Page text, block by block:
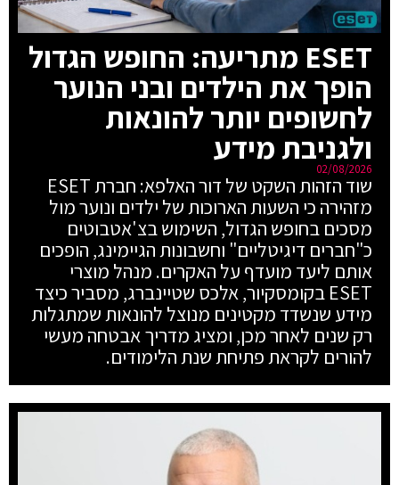
ESET מתריעה: החופש הגדול
הופך את הילדים ובני הנוער
לחשופים יותר להונאות
ולגניבת מידע
02/08/2026
שוד הזהות השקט של דור האלפא: חברת ESET
מזהירה כי השעות הארוכות של ילדים ונוער מול
מסכים בחופש הגדול, השימוש בצ'אטבוטים
כ"חברים דיגיטליים" וחשבונות הגיימינג, הופכים
אותם ליעד מועדף על האקרים. מנהל מוצרי
ESET בקומסקיור, אלכס שטיינברג, מסביר כיצד
מידע שנשדד מקטינים מנוצל להונאות שמתגלות
רק שנים לאחר מכן, ומציג מדריך אבטחה מעשי
להורים לקראת פתיחת שנת הלימודים.